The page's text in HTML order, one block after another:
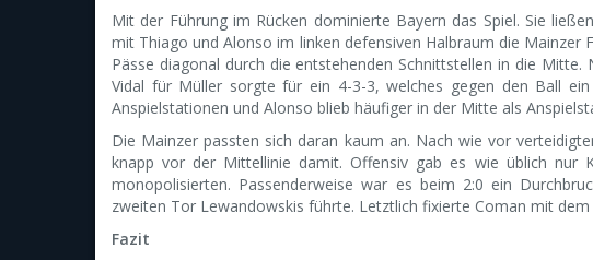
Mit der Führung im Rücken dominierte Bayern das Spiel. Sie
mit Thiago und Alonso im linken defensiven Halbraum die
Pässe diagonal durch die entstehenden Schnittstellen in die
Vidal für Müller sorgte für ein 4-3-3, welches gegen den Ball
Anspielstationen und Alonso blieb häufiger in der Mitte als
Die Mainzer passten sich daran kaum an. Nach wie vor
knapp vor der Mittellinie damit. Offensiv gab es wie üblich nur
monopolisierten. Passenderweise war es beim 2:0 ein
zweiten Tor Lewandowskis führte. Letztlich fixierte Coman mit dem
Fazit